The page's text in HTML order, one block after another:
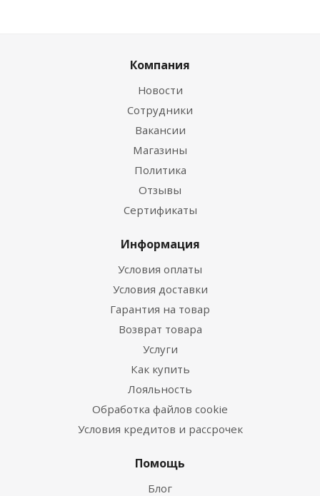
Компания
Новости
Сотрудники
Вакансии
Магазины
Политика
Отзывы
Сертификаты
Информация
Условия оплаты
Условия доставки
Гарантия на товар
Возврат товара
Услуги
Как купить
Лояльность
Обработка файлов cookie
Условия кредитов и рассрочек
Помощь
Блог